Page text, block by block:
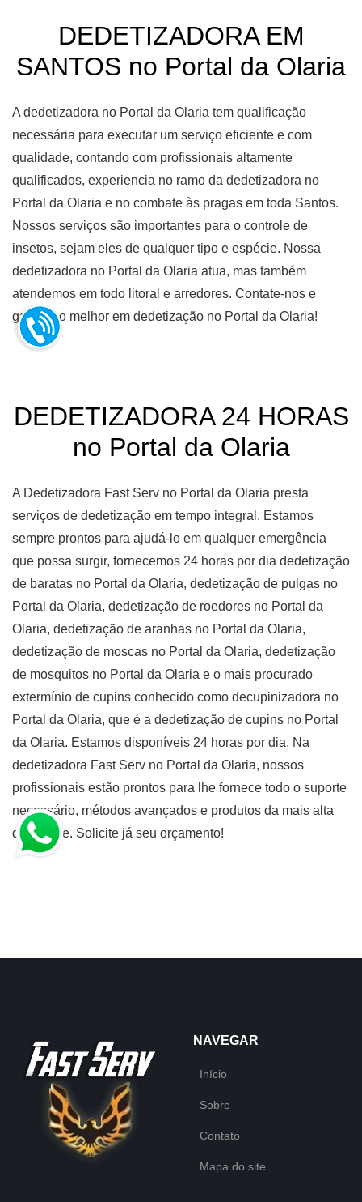
DEDETIZADORA EM
SANTOS no Portal da Olaria
A dedetizadora no Portal da Olaria tem qualificação
necessária para executar um serviço eficiente e com
qualidade, contando com profissionais altamente
qualificados, experiencia no ramo da dedetizadora no
Portal da Olaria e no combate às pragas em toda Santos.
Nossos serviços são importantes para o controle de
insetos, sejam eles de qualquer tipo e espécie. Nossa
dedetizadora no Portal da Olaria atua, mas também
atendemos em todo litoral e arredores. Contate-nos e
garante o melhor em dedetização no Portal da Olaria!
DEDETIZADORA 24 HORAS
no Portal da Olaria
A Dedetizadora Fast Serv no Portal da Olaria presta
serviços de dedetização em tempo integral. Estamos
sempre prontos para ajudá-lo em qualquer emergência
que possa surgir, fornecemos 24 horas por dia dedetização
de baratas no Portal da Olaria, dedetização de pulgas no
Portal da Olaria, dedetização de roedores no Portal da
Olaria, dedetização de aranhas no Portal da Olaria,
dedetização de moscas no Portal da Olaria, dedetização
de mosquitos no Portal da Olaria e o mais procurado
extermínio de cupins conhecido como decupinizadora no
Portal da Olaria, que é a dedetização de cupins no Portal
da Olaria. Estamos disponíveis 24 horas por dia. Na
dedetizadora Fast Serv no Portal da Olaria, nossos
profissionais estão prontos para lhe fornece todo o suporte
necessário, métodos avançados e produtos da mais alta
qualidade. Solicite já seu orçamento!
NAVEGAR
Início
Sobre
Contato
Mapa do site